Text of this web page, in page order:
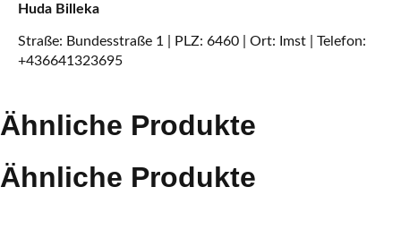
Huda Billeka
Straße: Bundesstraße 1 | PLZ: 6460 | Ort: Imst | Telefon:
+436641323695
Ähnliche Produkte
Ähnliche Produkte